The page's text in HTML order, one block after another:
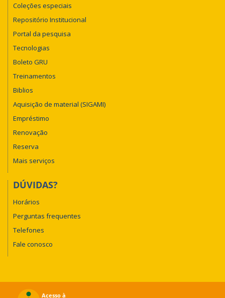
Coleções especiais
Repositório Institucional
Portal da pesquisa
Tecnologias
Boleto GRU
Treinamentos
Biblios
Aquisição de material (SIGAMI)
Empréstimo
Renovação
Reserva
Mais serviços
DÚVIDAS?
Horários
Perguntas frequentes
Telefones
Fale conosco